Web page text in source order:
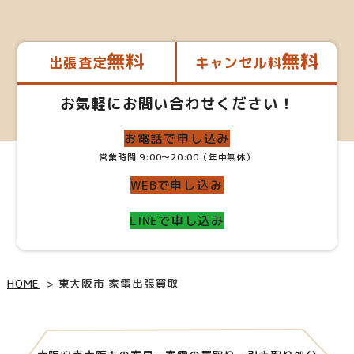
出張査定無料 キャンセル料無料
お気軽にお問い合わせください！
お電話で申し込み
営業時間 9:00～20:00（年中無休）
WEBで申し込み
LINEで申し込み
HOME 東大阪市 家電出張買取